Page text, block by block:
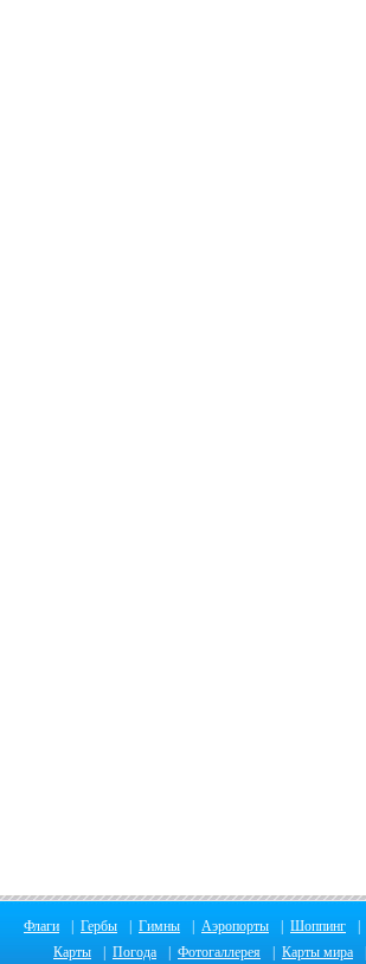
Флаги Гербы Гимны Аэропорты Шоппинг
Карты
Погода Фотогаллерея Карты мира